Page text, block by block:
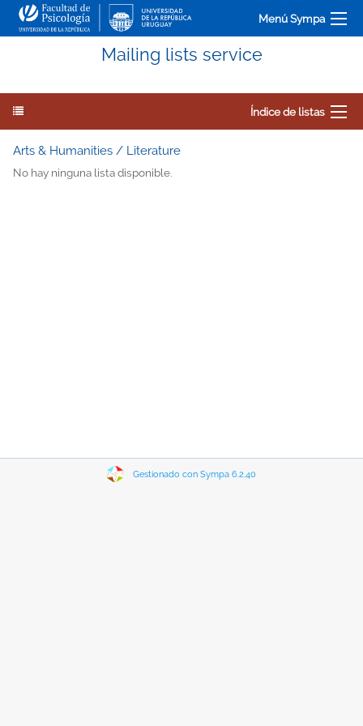
Menú Sympa
Mailing lists service
Índice de listas
Arts & Humanities / Literature
No hay ninguna lista disponible.
Gestionado con Sympa 6.2.40